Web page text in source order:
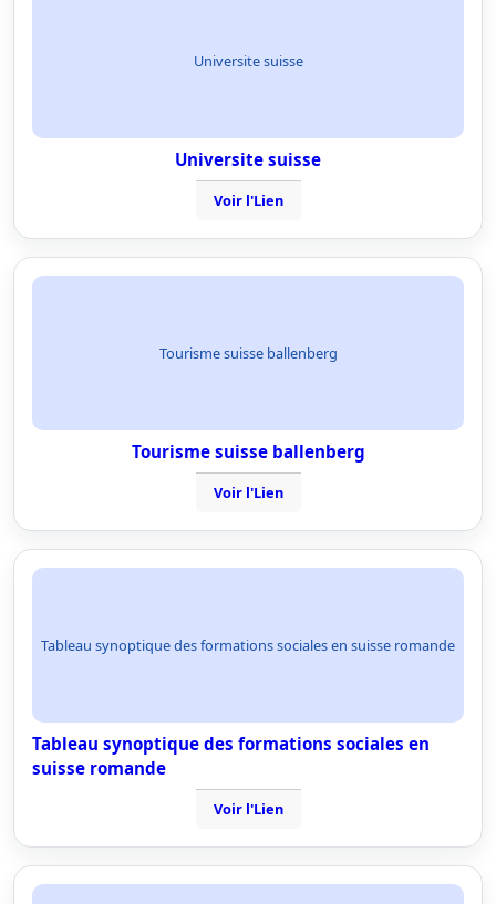
Universite suisse
Universite suisse
Voir l'Lien
Tourisme suisse ballenberg
Tourisme suisse ballenberg
Voir l'Lien
Tableau synoptique des formations sociales en suisse romande
Tableau synoptique des formations sociales en
suisse romande
Voir l'Lien